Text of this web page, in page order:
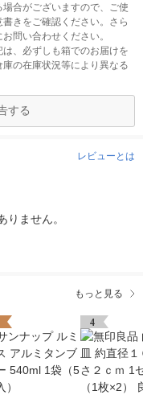
合がございますので、ご使
きをご確認ください。さら
問い合わせください。
、必ずしも箱でのお届けを
の在庫状況等により異なる
する
レビューとは
りません。
もっと見る
4